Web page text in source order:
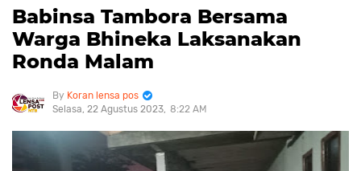
Babinsa Tambora Bersama
Warga Bhineka Laksanakan
Ronda Malam
Koran lensa pos
Selasa, 22 Agustus 2023 8:22 AM